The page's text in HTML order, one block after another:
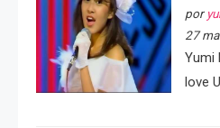
por
27
Yumi
love U